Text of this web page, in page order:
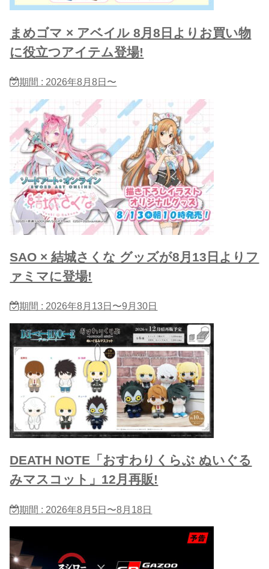
まめゴマ × アベイル 8月8日よりお買い物
に役立つアイテム登場!
期間 : 2026年8月8日〜
SAO × 結城さくな グッズが8月13日よりフ
ァミマに登場!
期間 : 2026年8月13日〜9月30日
DEATH NOTE「おすわりくらぶ ぬいぐる​
みマスコット」12月再販!
期間 : 2026年8月5日〜8月18日